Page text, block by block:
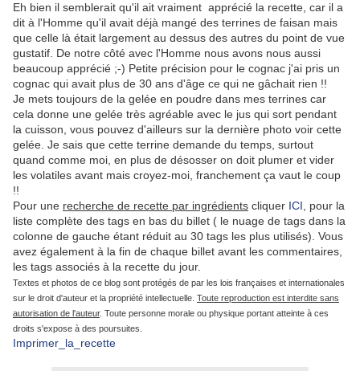
Eh bien il semblerait qu'il ait vraiment apprécié la recette, car il a
dit à l'Homme qu'il avait déjà mangé des terrines de faisan mais
que celle là était largement au dessus des autres du point de vue
gustatif. De notre côté avec l'Homme nous avons nous aussi
beaucoup apprécié ;-) Petite précision pour le cognac j'ai pris un
cognac qui avait plus de 30 ans d'âge ce qui ne gâchait rien !!
Je mets toujours de la gelée en poudre dans mes terrines car
cela donne une gelée très agréable avec le jus qui sort pendant
la cuisson, vous pouvez d'ailleurs sur la dernière photo voir cette
gelée. Je sais que cette terrine demande du temps, surtout
quand comme moi, en plus de désosser on doit plumer et vider
les volatiles avant mais croyez-moi, franchement ça vaut le coup
!!
Pour une recherche de recette par ingrédients cliquer ICI , pour la
liste complète des tags en bas du billet ( le nuage de tags dans la
colonne de gauche étant réduit au 30 tags les plus utilisés). Vous
avez également à la fin de chaque billet avant les commentaires,
les tags associés à la recette du jour.
Textes et photos de ce blog sont protégés de par les lois françaises et internationales
sur le droit d'auteur et la propriété intellectuelle. Toute reproduction est interdite sans
autorisation de l'auteur. Toute personne morale ou physique portant atteinte à ces
droits s'expose à des poursuites.
Imprimer_la_recette